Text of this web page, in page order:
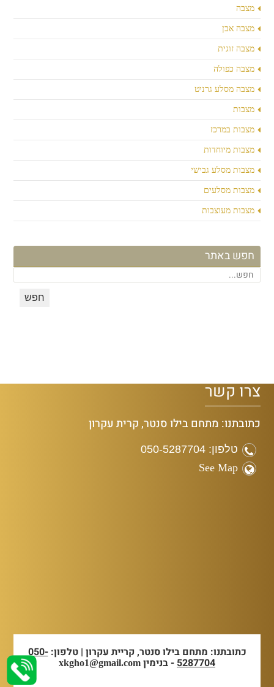
מצבה
מצבה אבן
מצבה זוגית
מצבה כפולה
מצבה מסלע גרניט
מצבות
מצבות במרכז
מצבות מיוחדות
מצבות מסלע גבישי
מצבות מסלעים
מצבות מעוצבות
חפש באתר
צרו קשר
כתובתנו: מתחם בילו סנטר, קרית עקרון
טלפון: 050-5287704
See Map
כתובתנו: מתחם בילו סנטר, קריית עקרון | טלפון:050-
5287704- בנימין xkgho1@gmail.com